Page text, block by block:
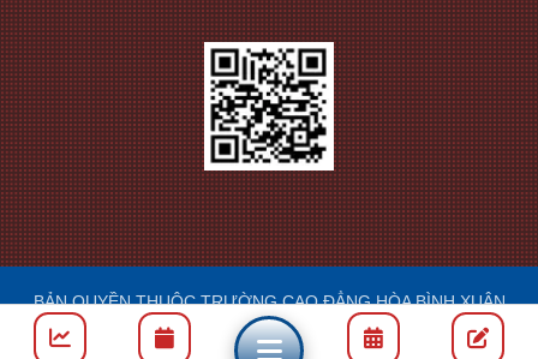
BẢN QUYỀN THUỘC TRƯỜNG CAO ĐẲNG HÒA BÌNH XUÂN
LỘC